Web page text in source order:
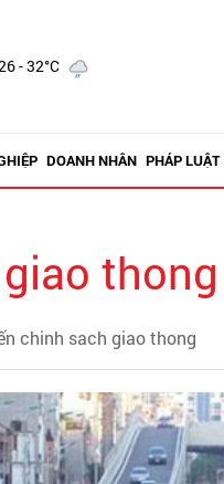
- 32°C
DOANH NHÂN PHÁP LUẬT
thong
chinh sach giao thong